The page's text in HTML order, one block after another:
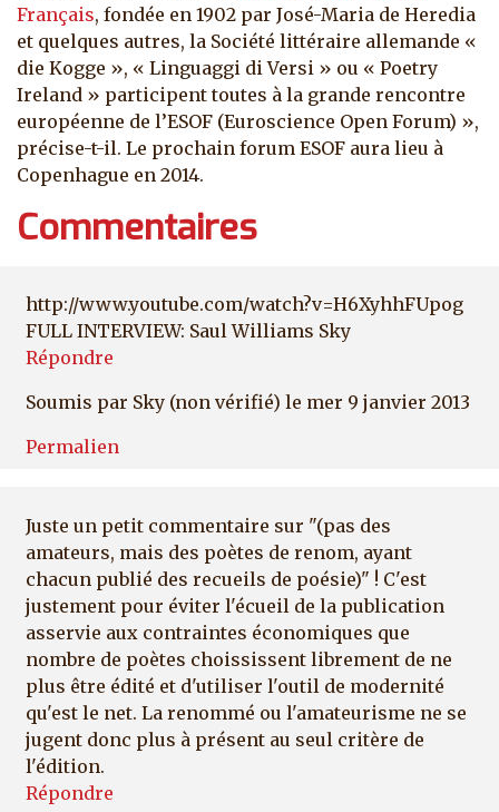
Français, fondée en 1902 par José-Maria de Heredia
et quelques autres, la Société littéraire allemande «
die Kogge », « Linguaggi di Versi » ou « Poetry
Ireland » participent toutes à la grande rencontre
européenne de l’ESOF (Euroscience Open Forum) »,
précise-t-il. Le prochain forum ESOF aura lieu à
Copenhague en 2014.
Commentaires
http://www.youtube.com/watch?v=H6XyhhFUpog
FULL INTERVIEW: Saul Williams Sky
Répondre
Soumis par Sky (non vérifié) le mer 9 janvier 2013
Permalien
Juste un petit commentaire sur "(pas des
amateurs, mais des poètes de renom, ayant
chacun publié des recueils de poésie)" ! C'est
justement pour éviter l'écueil de la publication
asservie aux contraintes économiques que
nombre de poètes choississent librement de ne
plus être édité et d'utiliser l'outil de modernité
qu'est le net. La renommé ou l'amateurisme ne se
jugent donc plus à présent au seul critère de
l'édition.
Répondre